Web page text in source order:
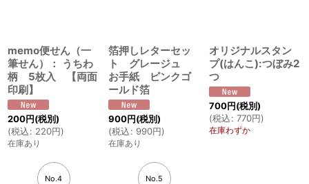
memo便せん（一
筆せん）： うちわ
柄 5枚入 【両面
印刷】
200円(税別)
(税込: 220円)
在庫あり
箔押しレターセッ
ト グレージュ
お手紙 ピンクゴ
ールド箔
900円(税別)
(税込: 990円)
在庫あり
オリジナルスタン
プ(はんこ):つぼみ2
つ
700円(税別)
(税込: 770円)
在庫わずか
No.4 No.5